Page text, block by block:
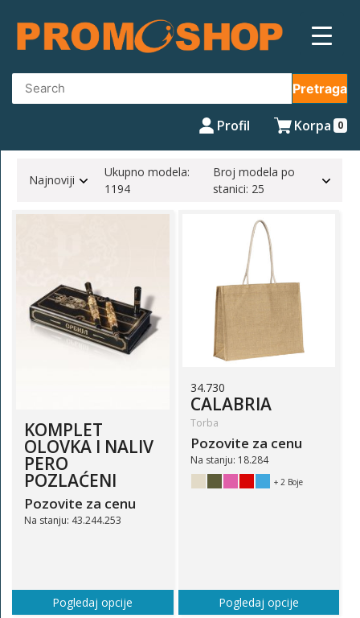
content
Pretraga
Profil Korpa 0
Najnoviji
Ukupno modela:
1194
Broj modela po
stanici: 25
KOMPLET
OLOVKA I NALIV
PERO
POZLAĆENI
Pozovite za cenu
Na stanju: 43.244.253
Pogledaj opcije
34.730
CALABRIA
Torba
Pozovite za cenu
Na stanju: 18.284
+ 2 Boje
Pogledaj opcije